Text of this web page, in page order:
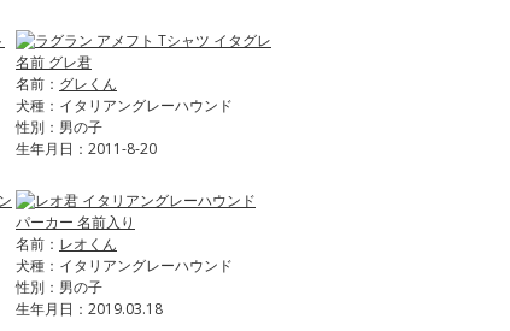
名前： グレくん
犬種：イタリアングレーハウンド
性別：男の子
生年月日：2011-8-20
名前： レオくん
犬種：イタリアングレーハウンド
性別：男の子
生年月日：2019.03.18